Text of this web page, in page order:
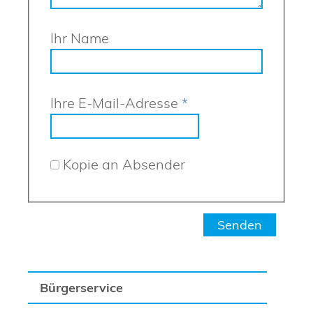
Bürgerservice
Ihr Name
Ihre E-Mail-Adresse *
Kopie an Absender